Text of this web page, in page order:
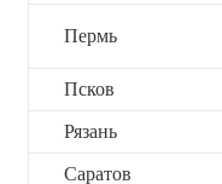
Пермь
Псков
Рязань
Саратов